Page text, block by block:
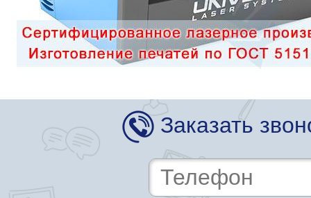
Заказать